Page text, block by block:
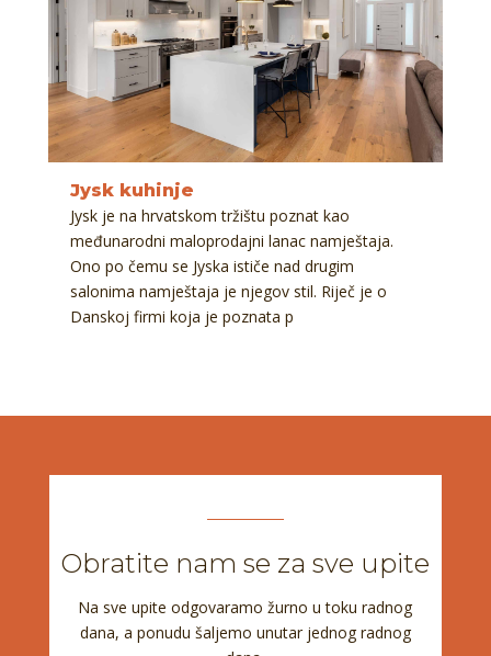
Jysk kuhinje
Jysk je na hrvatskom tržištu poznat kao
međunarodni maloprodajni lanac namještaja.
Ono po čemu se Jyska ističe nad drugim
salonima namještaja je njegov stil. Riječ je o
Danskoj firmi koja je poznata p
Obratite nam se za sve upite
Na sve upite odgovaramo žurno u toku radnog
dana, a ponudu šaljemo unutar jednog radnog